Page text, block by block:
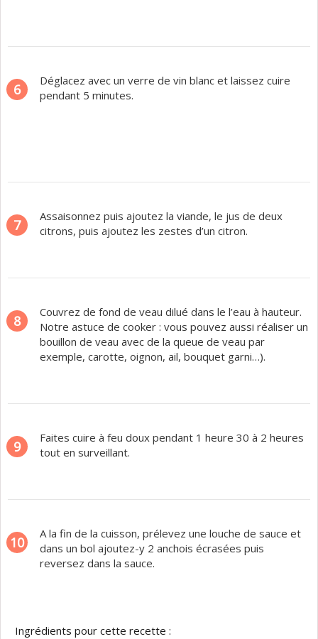
6
Déglacez avec un verre de vin blanc et laissez cuire
pendant 5 minutes.
7
Assaisonnez puis ajoutez la viande, le jus de deux
citrons, puis ajoutez les zestes d’un citron.
8
Couvrez de fond de veau dilué dans le l’eau à hauteur.
Notre astuce de cooker : vous pouvez aussi réaliser un
bouillon de veau avec de la queue de veau par
exemple, carotte, oignon, ail, bouquet garni…).
9
Faites cuire à feu doux pendant 1 heure 30 à 2 heures
tout en surveillant.
10
A la fin de la cuisson, prélevez une louche de sauce et
dans un bol ajoutez-y 2 anchois écrasées puis
reversez dans la sauce.
Ingrédients pour cette recette :